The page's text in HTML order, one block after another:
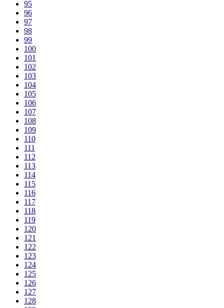
95
96
97
98
99
100
101
102
103
104
105
106
107
108
109
110
111
112
113
114
115
116
117
118
119
120
121
122
123
124
125
126
127
128